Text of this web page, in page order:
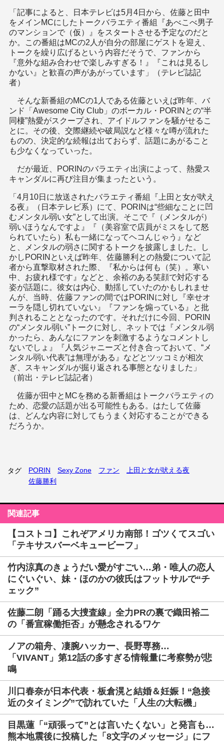
「記事によると、日本テレビは5月4日から、佐藤と田中
をメインMCにしたトークバラエティ番組『あべこべ男子
のマンションで（仮）』をスタートさせる予定なのだと
か。この番組はMCの2人が自分の部屋にゲストを迎え、
トークを繰り広げるという内容だそうで、ファンから
『意外な組み合わせで楽しみすぎる！』『これは見るし
かない』と歓喜の声があがっています」（テレビ誌記
者）
そんな新番組のMCの1人である佐藤といえば昨年、バ
ンド「Awesome City Club」のボーカル・PORINとの“半
同棲”熱愛がスクープされ、アイドルファンを騒がせるこ
とに。その後、交際継続や破局説など様々な噂が流れた
ものの、決定的な続報は出ておらず、話題にあがること
も少なくなっていった。
だが最近、PORINのバラエティ出演によって、熱愛ス
キャンダルに再び注目が集まったという。
「4月10日に放送されたバラエティ番組『上田と女が吠え
る夜』（日本テレビ系）にて、PORINは“些細なことに凹
むメンタル弱い女”として出演。そこで『（メンタルが）
弱いほうなんですよ』『（美容室で店員がミスをして怒
られていたら）私も一緒になってヘコんじゃう』など
と、メンタルの弱さに関するトークを披露しました。し
かしPORINといえば昨年、佐藤勝利との熱愛について記
者から直撃取材された際、『私からは何も（笑）。寒い
中、お疲れ様です』などと、余裕のある笑顔で対応する
姿が話題に。彼女は内心、動揺していたのかもしれませ
んが、当時、佐藤ファンの間ではPORINに対し『幸せオ
ーラを隠し切れていない』『ファンを煽っている』と批
判されることとなったのです。それだけに今回、PORIN
の“メンタル弱い”トークに対し、ネットでは『メンタル弱
かったら、あんなにファンを刺激するようなコメントし
ないでしょ』『人気ジャニーズと付き合っておいて、“メ
ンタル弱い代表”は無理がある』などとツッコミが相次
ぎ、スキャンダルが掘り返される事態となりました」
（前出・テレビ誌記者）
佐藤が田中とMCを務める新番組はトークバラエティの
ため、恋愛の話題が出る可能性もある。はたして佐藤
は、どんな内容に対してもうまく対応することができる
だろうか。
タグ PORIN Sexy Zone ファン
上田と女が吠える夜
佐藤勝利
関連記事
【コストコ】これぞアメリカ南部！ゴツくてスゴい
「テキサスバーベキュービーフ」
竹内涼真のきょうだい愛がすごい…弟・唯人の恋人
にぐいぐい、妹・ほのかの彼氏はフットサルで“チ
ェック”
佐藤二朗「踊る大捜査線」全力PRの裏で織田裕二
の「番宣稼働拒否」が懸念されるワケ
ノアの箱舟、凄腕ハッカー、長野専務…
「VIVANT」第12話の多すぎる情報量に考察勢が悲
鳴
川口春奈が日本代表・板倉滉と結婚＆妊娠！“急接
近のタイミング”で訪れていた「人生の大転機」
目黒蓮「“頑張って”とは言いたくない」と発言も…
熊本地震後に投稿した「8文字のメッセージ」にフ